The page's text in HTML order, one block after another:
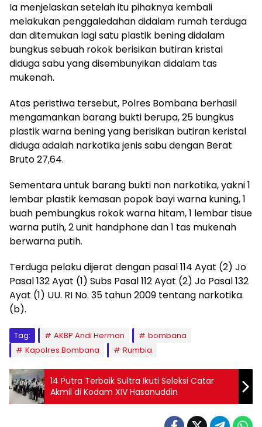
Ia menjelaskan setelah itu pihaknya kembali
melakukan penggaledahan didalam rumah terduga
dan ditemukan lagi satu plastik bening didalam
bungkus sebuah rokok berisikan butiran kristal
diduga sabu yang disembunyikan didalam tas
mukenah.
Atas peristiwa tersebut, Polres Bombana berhasil
mengamankan barang bukti berupa, 25 bungkus
plastik warna bening yang berisikan butiran keristal
diduga adalah narkotika jenis sabu dengan Berat
Bruto 27,64.
Sementara untuk barang bukti non narkotika, yakni 1
lembar plastik kemasan popok bayi warna kuning, 1
buah pembungkus rokok warna hitam, 1 lembar tisue
warna putih, 2 unit handphone dan 1 tas mukenah
berwarna putih.
Terduga pelaku dijerat dengan pasal 114 Ayat (2) Jo
Pasal 132 Ayat (1) Subs Pasal 112 Ayat (2) Jo Pasal 132
Ayat (1) UU. RI No. 35 tahun 2009 tentang narkotika.
(b).
Tag: AKBP Andi Herman
bombana
Kapolres Bombana
Rumbia
14 Putra Terbaik Sultra Ikuti Seleksi Catar
Akmil di Kodam XIV Hasanuddin